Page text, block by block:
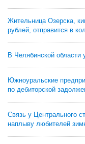
Жительница Озерска,
рублей, отправится в
В Челябинской области
Южноуральские
по дебиторской
Связь у Центрального
наплыву любителей